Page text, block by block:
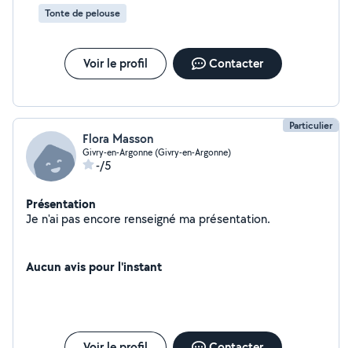
Tonte de pelouse
Voir le profil Contacter
Particulier
Flora Masson
Givry-en-Argonne (Givry-en-Argonne)
-/5
Présentation
Je n'ai pas encore renseigné ma présentation.
Aucun avis pour l'instant